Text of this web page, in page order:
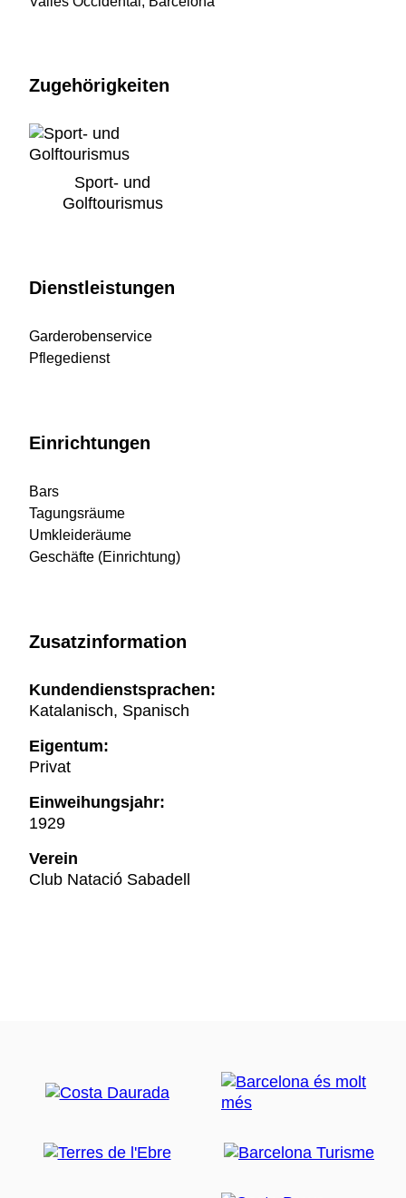
Zugehörigkeiten
Sport- und
Golftourismus
Dienstleistungen
Garderobenservice
Pflegedienst
Einrichtungen
Bars
Tagungsräume
Umkleideräume
Geschäfte (Einrichtung)
Zusatzinformation
Kundendienstsprachen:
Katalanisch, Spanisch
Eigentum:
Privat
Einweihungsjahr:
1929
Verein
Club Natació Sabadell